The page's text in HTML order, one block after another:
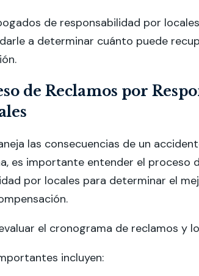
de responsabilidad por
a determinar cuánto puede
de Reclamos por
las consecuencias de un
es importante entender el proceso
por locales para determinar el
el cronograma de reclamos y
incluyen: